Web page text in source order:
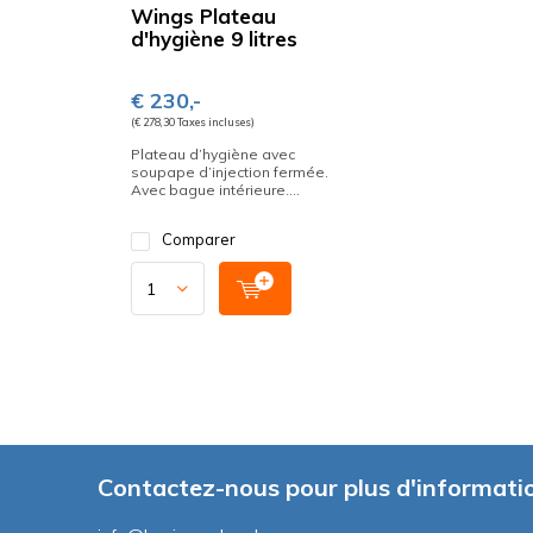
Wings Plateau
d'hygiène 9 litres
€ 230,-
(€ 278,30 Taxes incluses)
Plateau d’hygiène avec
soupape d’injection fermée.
Avec bague intérieure....
Comparer
Contactez-nous pour plus